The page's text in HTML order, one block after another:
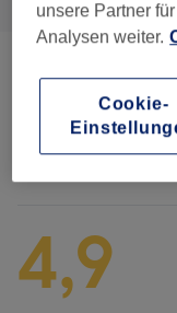
Maniküre &
4,9
unsere Partner
Analysen weiter.
Cookie-